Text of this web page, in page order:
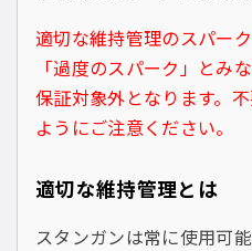
適切な維持管理のスパー
「過度のスパーク」とみ
保証対象外となります。
ようにご注意ください。
適切な維持管理とは
スタンガンは常に使用可